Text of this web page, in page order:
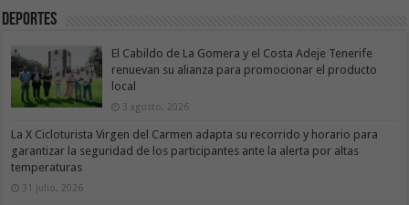
Deportes
El Cabildo de La Gomera y el Costa Adeje Tenerife
renuevan su alianza para promocionar el producto
local
3 agosto, 2026
La X Cicloturista Virgen del Carmen adapta su recorrido y horario para
garantizar la seguridad de los participantes ante la alerta por altas
temperaturas
31 julio, 2026